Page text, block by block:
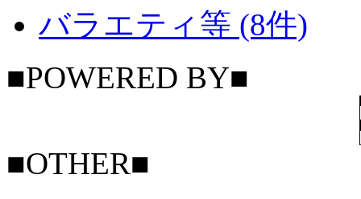
バラエティ等 (8件)
■POWERED BY■
■OTHER■